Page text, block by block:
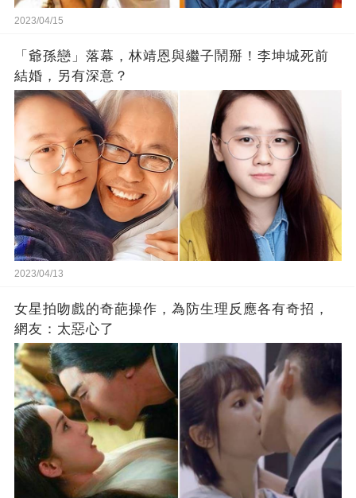
2023/04/15
「爺孫戀」落幕，林靖恩與繼子鬧掰！李坤城死前
結婚，另有深意？
2023/04/13
女星拍吻戲的奇葩操作，為防生理反應各有奇招，
網友：太惡心了